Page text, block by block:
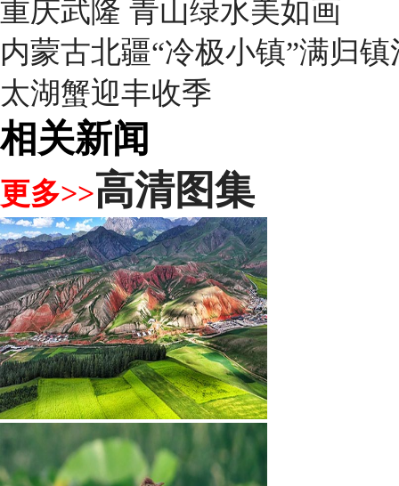
重庆武隆 青山绿水美如画
内蒙古北疆“冷极小镇”满归
太湖蟹迎丰收季
相关新闻
更多>>高清图集